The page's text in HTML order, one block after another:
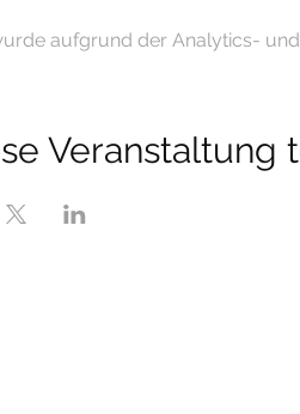
aufgrund der Analytics-
Veranstaltung